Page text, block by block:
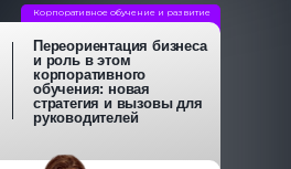
Переориентация бизнеса
и роль в этом
корпоративного
обучения: новая
стратегия и вызовы для
руководителей
Корпоративное обучение и развитие